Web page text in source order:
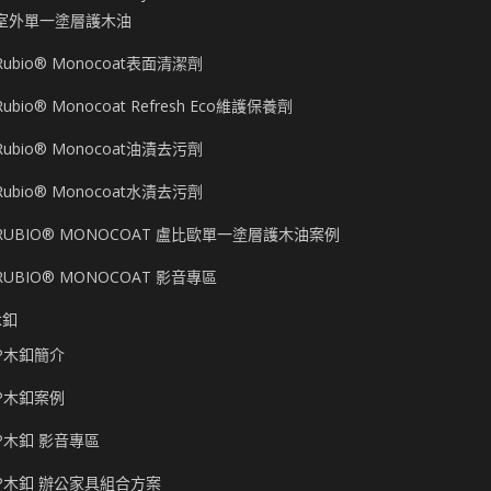
外單一塗層護木油
Monocoat表面清潔劑
Monocoat Refresh Eco維護保養劑
Monocoat油漬去污劑
Monocoat水漬去污劑
MONOCOAT 盧比歐單一塗層護木油案例
MONOCOAT 影音專區
木釦簡介
木釦案例
木釦 影音專區
木釦 辦公家具組合方案